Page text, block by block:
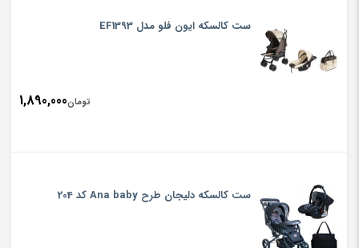
ست کالسکه ایون فلو مدل EF1393
تومان1,890,000
ست کالسکه دلیجان طرح Ana baby کد 204